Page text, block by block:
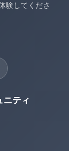
験してくださ
ニティ